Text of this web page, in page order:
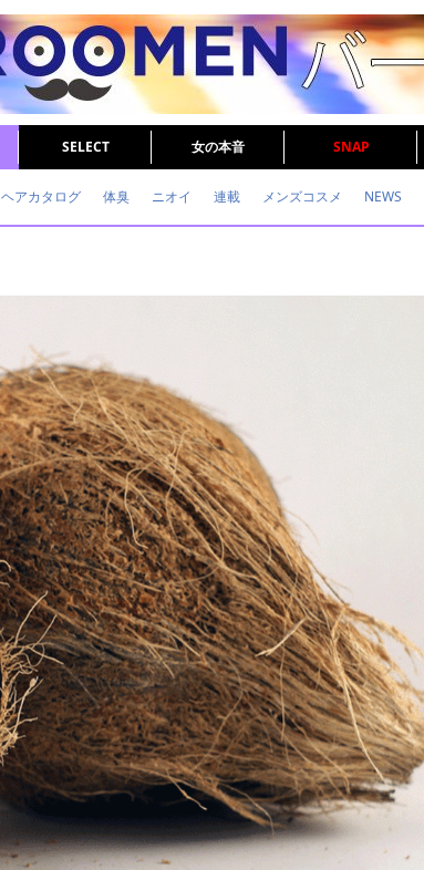
SELECT 女の本音 SNAP
ヘアカタログ 体臭 ニオイ 連載 メンズコスメ NEWS